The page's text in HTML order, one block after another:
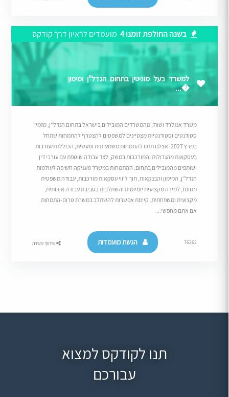
בשנה החולפת זומנו 4 מועמדים לראיון דרך קודקס
למשרד בעל מוניטין בתחום הנדל"ן ומימון
�...
משרד אנגלרד ושות’, מהמשרדים המובילים בישראל בתחום הנדל”ן, מזמין
סטודנטים וסטודנטיות מצטיינים למשפטים להצטרף להתמחות שתחל
במרץ 2027. אצלנו תזכו להתמחות משמעותית ומעשית, הכוללת מעורבות
בעסקאות מהגדולות והמורכבות במשק, לצד עבודה שוטפת עם עורכי דין
ושותפים מהמובילים בתחום. ההתמחות במשרד מעניקה חשיפה לעולמות
הנדל”ן, המימון והבנקאות, תוך ליווי עסקאות מורכבות, עבודה משפטית
מגוונת, למידה מקצועית יומיומית והשתלבות בסביבת עבודה איכותית,
מקצועית ומשפחתית. קיימת אפשרות להשתלב במשרת טרום-התמחות.
אם אתם מחפשי...
76262 הגשת מועמדות שיתוף משרה
תנו לקודקס למצוא
עבורכם